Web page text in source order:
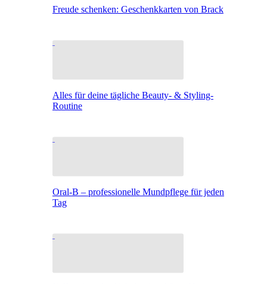
Freude schenken: Geschenkkarten von Brack
Alles für deine tägliche Beauty- & Styling-
Routine
Oral-B – professionelle Mundpflege für jeden
Tag